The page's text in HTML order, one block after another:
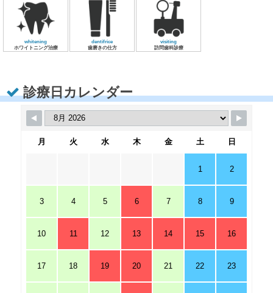
whitening
ホワイトニング治療
dentifrice
歯磨きの仕方
visiting
訪問歯科診療
診療日カレンダー
月 火 水 木 金 土 日
1 2
3 4 5 6 7 8 9
10 11 12 13 14 15 16
17 18 19 20 21 22 23